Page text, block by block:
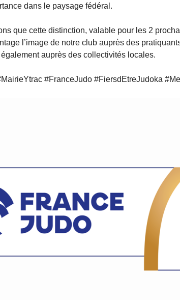
dans le paysage fédéral.
que cette distinction, valable pour les 2
l’image de notre club auprès des
auprès des collectivités locales.
#FranceJudo #FiersdEtreJudoka